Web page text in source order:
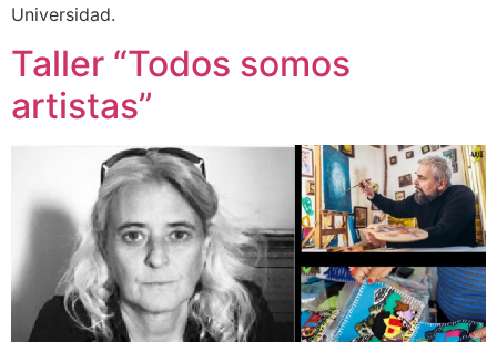
Universidad.
Taller “Todos somos
artistas”